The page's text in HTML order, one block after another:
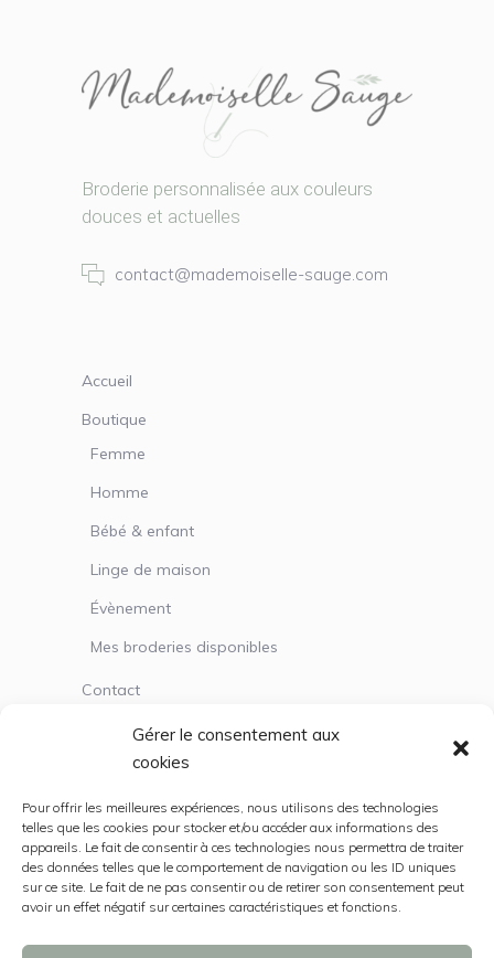
Gérer le consentement aux
cookies
Pour offrir les meilleures expériences, nous utilisons des technologies
telles que les cookies pour stocker et/ou accéder aux informations des
appareils. Le fait de consentir à ces technologies nous permettra de traiter
des données telles que le comportement de navigation ou les ID uniques
sur ce site. Le fait de ne pas consentir ou de retirer son consentement peut
avoir un effet négatif sur certaines caractéristiques et fonctions.
Broderie personnalisée aux couleurs
douces et actuelles
contact@mademoiselle-sauge.com
Accueil
Boutique
Femme
Homme
Bébé & enfant
Linge de maison
Évènement
Mes broderies disponibles
Contact
Mentions légales
Politique de cookies (UE)
CGV